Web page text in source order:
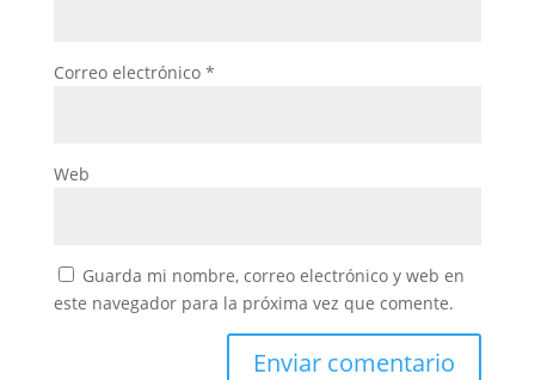
Correo electrónico *
Web
Guarda mi nombre, correo electrónico y web en
este navegador para la próxima vez que comente.